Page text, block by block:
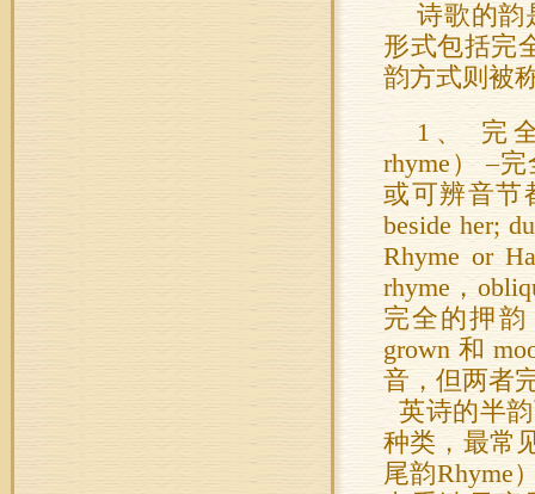
诗歌的韵
形式包括完
韵方式则被
1、 完
rhyme） –
或可辨音节
beside her;
Rhyme or
rhyme，
完全的押韵
grown 和
音，但两者
英诗的半
种类，最常
尾韵Rhyme